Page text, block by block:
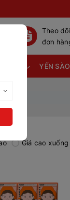
Theo dõi
đơn
YẾN SÀO
Giá cao